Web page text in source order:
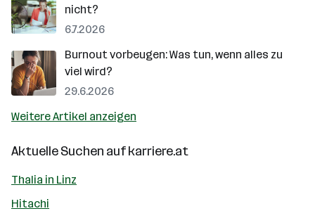
nicht?
6.7.2026
Burnout vorbeugen: Was tun, wenn alles zu
viel wird?
29.6.2026
Weitere Artikel anzeigen
Aktuelle Suchen aufkarriere.at
Thalia in Linz
Hitachi